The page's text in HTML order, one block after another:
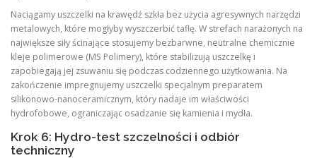
Naciągamy uszczelki na krawędź szkła bez użycia agresywnych narzędzi
metalowych, które mogłyby wyszczerbić taflę. W strefach narażonych na
największe siły ścinające stosujemy bezbarwne, neutralne chemicznie
kleje polimerowe (MS Polimery), które stabilizują uszczelkę i
zapobiegają jej zsuwaniu się podczas codziennego użytkowania. Na
zakończenie impregnujemy uszczelki specjalnym preparatem
silikonowo-nanoceramicznym, który nadaje im właściwości
hydrofobowe, ograniczając osadzanie się kamienia i mydła.
Krok 6: Hydro-test szczelności i odbiór
techniczny